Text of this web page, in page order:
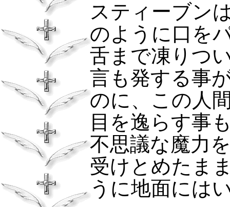
スティーブン
のように口を
舌まで凍りつ
言も発する事
のに、この人
目を逸らす事
不思議な魔力
受けとめたま
うに地面には